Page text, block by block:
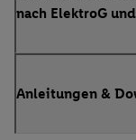
nach ElektroG
Anleitungen &